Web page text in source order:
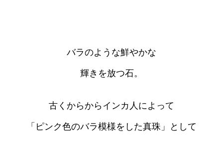
バラのような鮮やかな
輝きを放つ石。
古くからからインカ人によって
「ピンク色のバラ模様をした真珠」として